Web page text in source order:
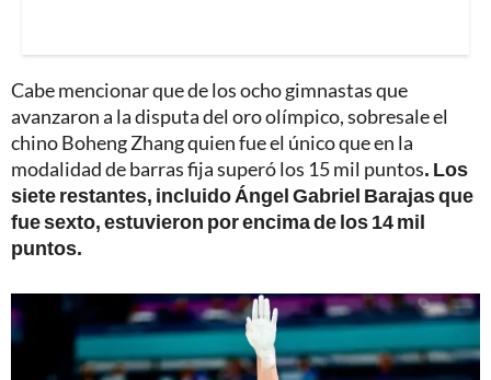
Cabe mencionar que de los ocho gimnastas que
avanzaron a la disputa del oro olímpico, sobresale el
chino Boheng Zhang quien fue el único que en la
modalidad de barras fija superó los 15 mil puntos. Los
siete restantes, incluido Ángel Gabriel Barajas que
fue sexto, estuvieron por encima de los 14 mil
puntos.